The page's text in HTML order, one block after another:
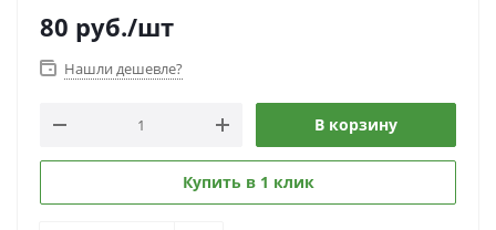
80 руб./шт
Нашли дешевле?
В корзину
Купить в 1 клик